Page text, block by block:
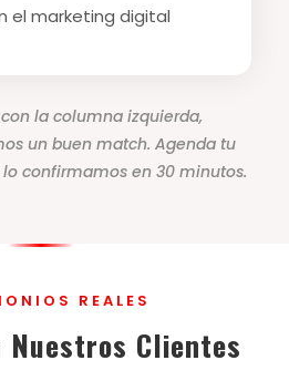
el marketing digital
la columna izquierda,
un buen match. Agenda tu
confirmamos en 30 minutos.
REALES
Nuestros Clientes